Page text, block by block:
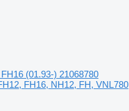
(01.93-) 21068780
FH16, NH12, FH, VNL780